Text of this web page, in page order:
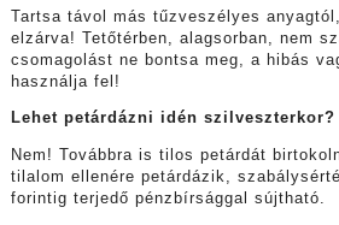
Tartsa távol más tűzveszélyes
elzárva! Tetőtérben, alagsorban, nem
csomagolást ne bontsa meg, a hibás
használja fel!
Lehet petárdázni idén szilveszterkor?
Nem! Továbbra is tilos petárdát
tilalom ellenére petárdázik,
forintig terjedő pénzbírsággal sújtható.